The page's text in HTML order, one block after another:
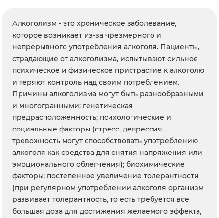
Алкоголизм - это хроническое заболевание,
которое возникает из-за чрезмерного и
непрерывного употребления алкоголя. Пациенты,
страдающие от алкоголизма, испытывают сильное
психическое и физическое пристрастие к алкоголю
и теряют контроль над своим потреблением.
Причины алкоголизма могут быть разнообразными
и многогранными: генетическая
предрасположенность; психологические и
социальные факторы (стресс, депрессия,
тревожность могут способствовать употреблению
алкоголя как средства для снятия напряжения или
эмоционального облегчения); биохимические
факторы; постепенное увеличение толерантности
(при регулярном употреблении алкоголя организм
развивает толерантность, то есть требуется все
большая доза для достижения желаемого эффекта,